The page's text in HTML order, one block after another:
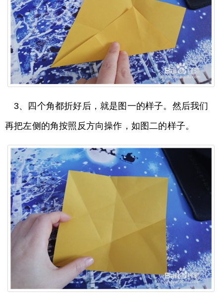
3、四个角都折好后，就是图一的样子。然后我们
再把左侧的角按照反方向操作，如图二的样子。